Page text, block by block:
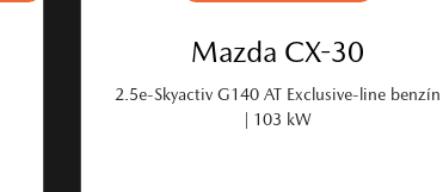
Mazda CX-30
2.5e-Skyactiv G140 AT Exclusive-line benzín
| 103 kW